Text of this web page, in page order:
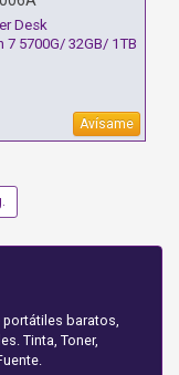
Desk
7 5700G/ 32GB/ 1TB
Avísame
portátiles baratos,
Tinta, Toner,